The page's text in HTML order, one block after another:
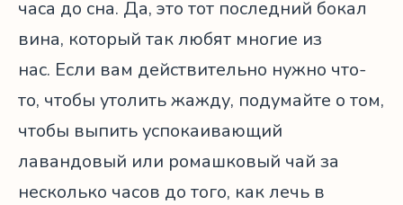
часа до сна. Да, это тот последний бокал
вина, который так любят многие из
нас. Если вам действительно нужно что-
то, чтобы утолить жажду, подумайте о том,
чтобы выпить успокаивающий
лавандовый или ромашковый чай за
несколько часов до того, как лечь в